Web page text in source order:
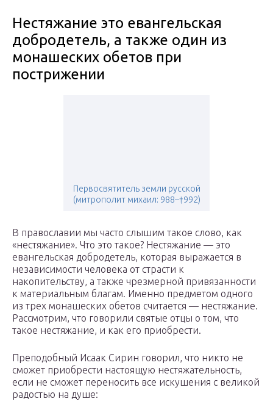
Нестяжание это евангельская
добродетель, а также один из
монашеских обетов при
пострижении
Первосвятитель земли русской
(митрополит михаил: 988–†992)
В православии мы часто слышим такое слово, как
«нестяжание». Что это такое? Нестяжание — это
евангельская добродетель, которая выражается в
независимости человека от страсти к
накопительству, а также чрезмерной привязанности
к материальным благам. Именно предметом одного
из трех монашеских обетов считается — нестяжание.
Рассмотрим, что говорили святые отцы о том, что
такое нестяжание, и как его приобрести.
Преподобный Исаак Сирин говорил, что никто не
сможет приобрести настоящую нестяжательность,
если не сможет переносить все искушения с великой
радостью на душе: